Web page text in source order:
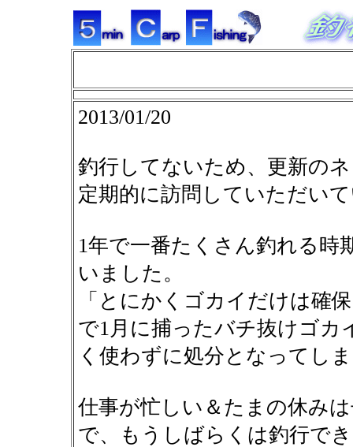
2013/01/20
釣行してないため、更新の
定期的に訪問していただい
1年で一番たくさん釣れる時
いました。
「とにかくゴカイだけは確
で1月に捕ったバチ抜けゴ
く使わずに処分となってし
仕事が忙しい＆たまの休み
で、もうしばらくは釣行で